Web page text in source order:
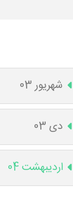
شهریور 03
دی 03
اردیبهشت 04